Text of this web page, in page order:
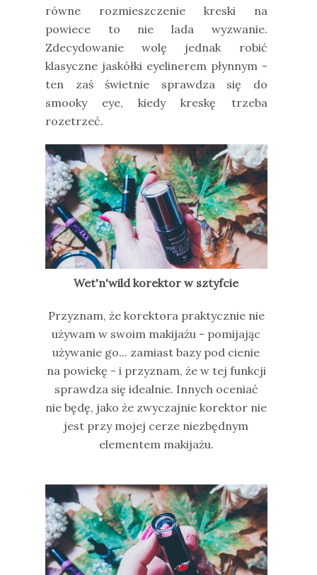
równe rozmieszczenie kreski na
powiece to nie lada wyzwanie.
Zdecydowanie wolę jednak robić
klasyczne jaskółki eyelinerem płynnym -
ten zaś świetnie sprawdza się do
smooky eye, kiedy kreskę trzeba
rozetrzeć.
Wet'n'wild korektor w sztyfcie
Przyznam, że korektora praktycznie nie
używam w swoim makijażu - pomijając
używanie go... zamiast bazy pod cienie
na powiekę - i przyznam, że w tej funkcji
sprawdza się idealnie. Innych oceniać
nie będę, jako że zwyczajnie korektor nie
jest przy mojej cerze niezbędnym
elementem makijażu.